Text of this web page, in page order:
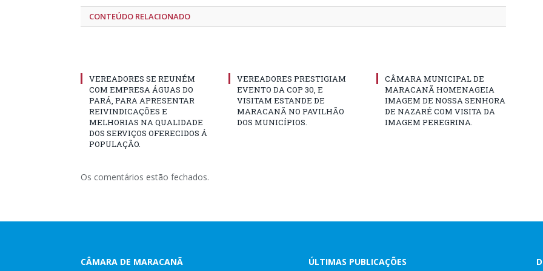
CONTEÚDO RELACIONADO
VEREADORES SE REUNÉM
COM EMPRESA ÁGUAS DO
PARÁ, PARA APRESENTAR
REIVINDICAÇÕES E
MELHORIAS NA QUALIDADE
DOS SERVIÇOS OFERECIDOS Á
POPULAÇÃO.
VEREADORES PRESTIGIAM
EVENTO DA COP 30, E
VISITAM ESTANDE DE
MARACANÃ NO PAVILHÃO
DOS MUNICÍPIOS.
CÂMARA MUNICIPAL DE
MARACANÃ HOMENAGEIA
IMAGEM DE NOSSA SENHORA
DE NAZARÉ COM VISITA DA
IMAGEM PEREGRINA.
Os comentários estão fechados.
CÂMARA DE MARACANÃ ÚLTIMAS PUBLICAÇÕES